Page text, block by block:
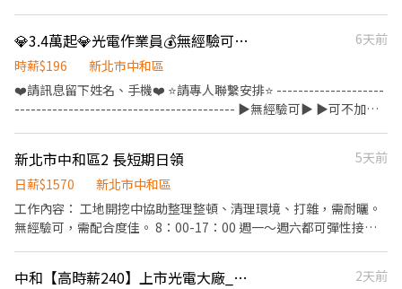
17:30 中間休息一小時 夜22:00-06:00 看狀況輪流休息 工作薪資：
日38000起+獎金 夜41000起+獎金 加班另計 休假制度：週休二日
————————————————— 工作要求： 1.需能配合輪班 夜班居
多 2.能準備體檢跟台灣職安卡(做滿90天全額補助 需留收據) 3.需自
勿應徵 ※怕累常常請假愛放鳥請勿應徵
💎3.4萬起💎光電作業員💰無經驗可💰週休二日💰BY
6天前
時薪$196
新北市中和區
❤️請訊息留下姓名、手機❤️ ⭐請專人聯繫安排⭐ --------------------
----------------------------------------- ▶️無經驗可▶️ ▶️可不加班
中班14:45~23:15 夜班22:45~07:15 ⭐三班任選，無需輪班⭐ ✅休假
制度 周休二日 ⭐休假好好休息、陪家人⭐ ✅薪資結構 早班：30600
起 中班：32600起 晚班：34600起 ✅福利亮點 1.員工餐廳45圓/餐 ⭐
吃飽飽免擔心⭐ ✅工作須知 1.需配合久站、久坐 ✅工作地點 新北市
新北市中和區2 長短期日領
5天前
日薪$1570
新北市中和區
工作內容： 工地開挖中協助整理整頓、清理環境、打雜，需耐曬。
無經驗可，需配合度佳。 8：00-17：00 週一～週六都可彈性接工
中和【高時薪240】上市光電大廠_誠徵作業員-免經驗可-冷氣廠房-供餐-周休二日
2天前